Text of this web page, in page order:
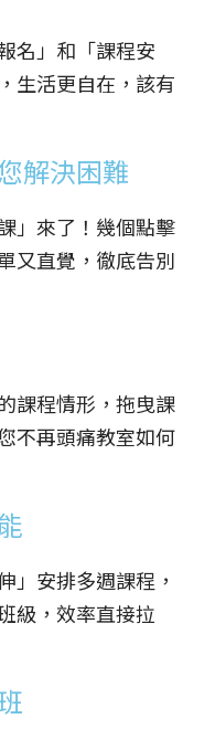
名」和「課程安
生活更自在，該有
解決困難
」來了！幾個點擊
又直覺，徹底告別
課程情形，拖曳課
不再頭痛教室如何
」安排多週課程，
級，效率直接拉